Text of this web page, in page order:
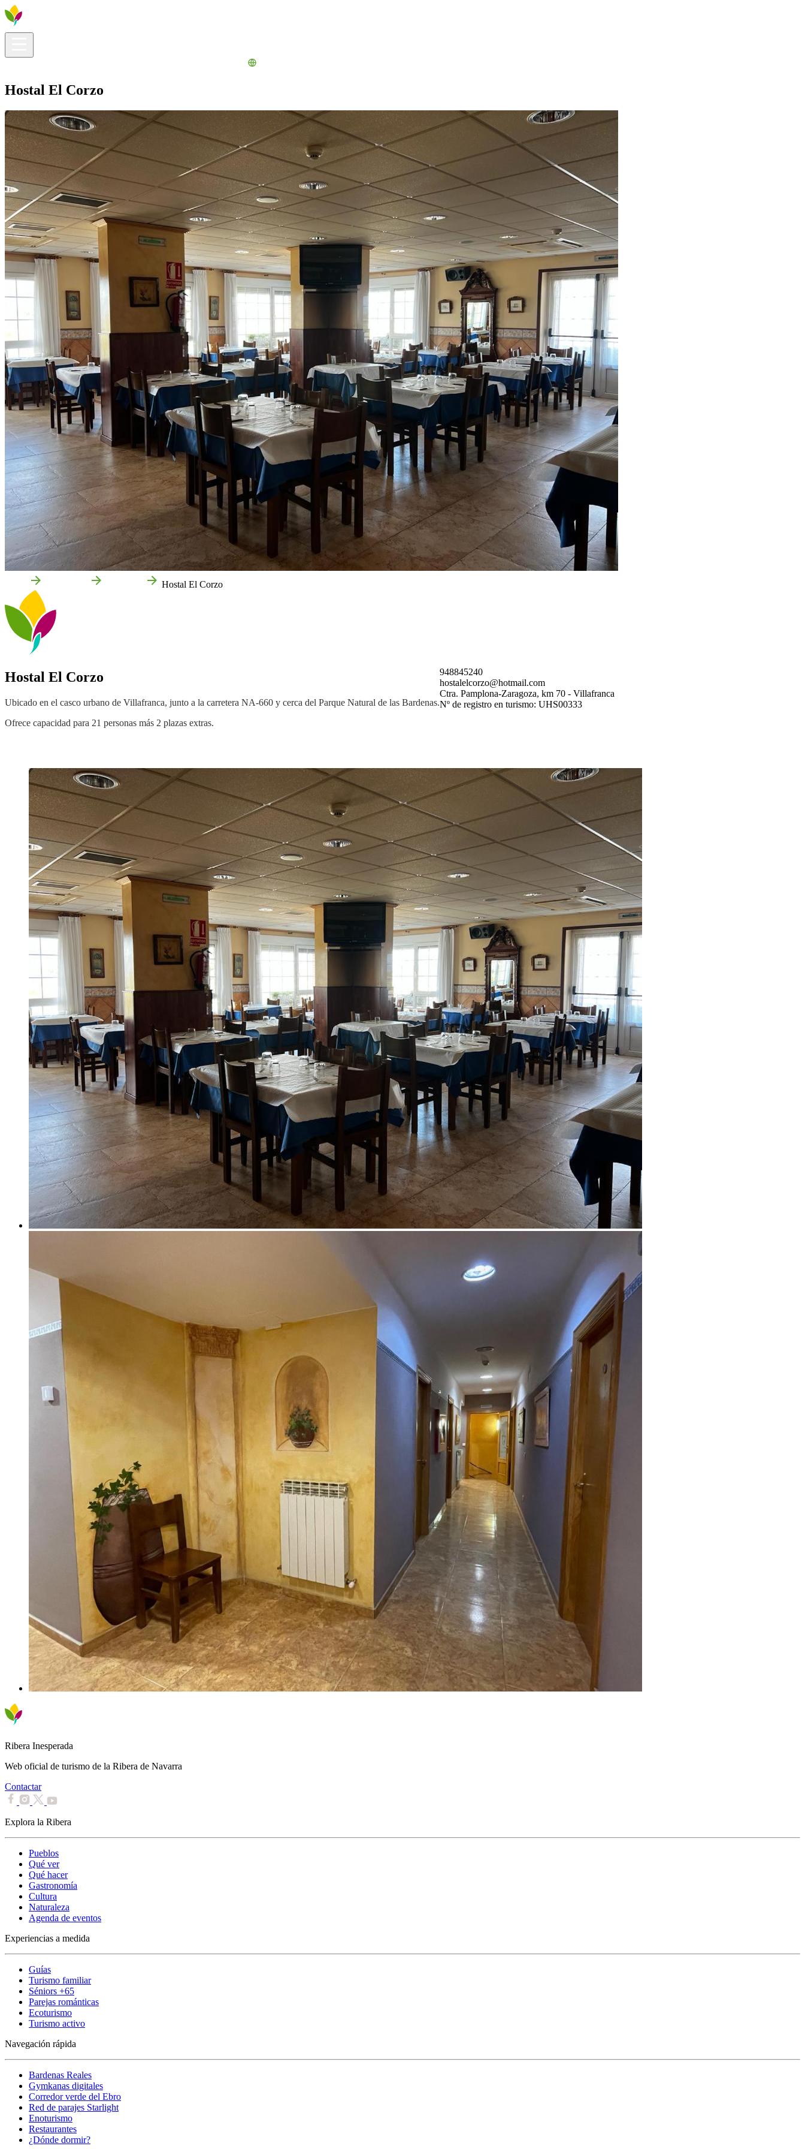
Hostal El Corzo
Hostal El Corzo
Hostal El Corzo
Ubicado en el casco urbano de Villafranca, junto a la carretera NA-660 y cerca del Parque Natural de las Bardenas.
Ofrece capacidad para 21 personas más 2 plazas extras.
948845240
hostalelcorzo@hotmail.com
Ctra. Pamplona-Zaragoza, km 70 - Villafranca
Nº de registro en turismo: UHS00333
Ribera Inesperada
Web oficial de turismo de la Ribera de Navarra
Contactar
Explora la Ribera
Pueblos
Qué ver
Qué hacer
Gastronomía
Cultura
Naturaleza
Agenda de eventos
Experiencias a medida
Guías
Turismo familiar
Séniors +65
Parejas románticas
Ecoturismo
Turismo activo
Navegación rápida
Bardenas Reales
Gymkanas digitales
Corredor verde del Ebro
Red de parajes Starlight
Enoturismo
Restaurantes
¿Dónde dormir?